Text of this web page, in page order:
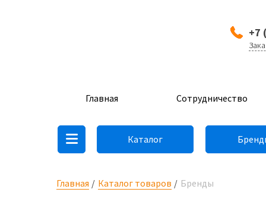
+7
Главная Сотрудничество
Каталог
Главная Каталог товаров Бренды